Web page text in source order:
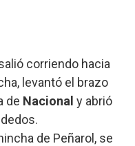
corriendo hacia
levantó el brazo
de Nacional y abrió
de Peñarol, se